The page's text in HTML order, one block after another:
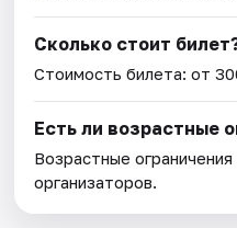
Сколько стоит
Стоимость билета: от
Есть ли возрастные
Возрастные
организаторов.